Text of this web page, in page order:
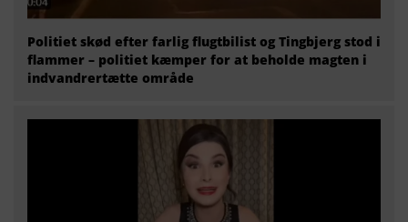
Politiet skød efter farlig flugtbilist og Tingbjerg stod i
flammer – politiet kæmper for at beholde magten i
indvandrertætte område